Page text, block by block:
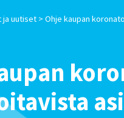
uutiset >